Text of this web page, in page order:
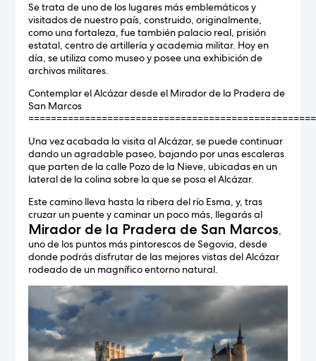
Se trata de uno de los lugares más emblemáticos y
visitados de nuestro país, construido, originalmente,
como una fortaleza, fue también palacio real, prisión
estatal, centro de artillería y academia militar. Hoy en
día, se utiliza como museo y posee una exhibición de
archivos militares.
Contemplar el Alcázar desde el Mirador de la Pradera de
San Marcos
Una vez acabada la visita al Alcázar, se puede continuar
dando un agradable paseo, bajando por unas escaleras
que parten de la calle Pozo de la Nieve, ubicadas en un
lateral de la colina sobre la que se posa el Alcázar.
Este camino lleva hasta la ribera del río Esma, y, tras
cruzar un puente y caminar un poco más, llegarás al
Mirador de la Pradera de San Marcos,
uno de los puntos más pintorescos de Segovia, desde
donde podrás disfrutar de las mejores vistas del Alcázar
rodeado de un magnífico entorno natural.